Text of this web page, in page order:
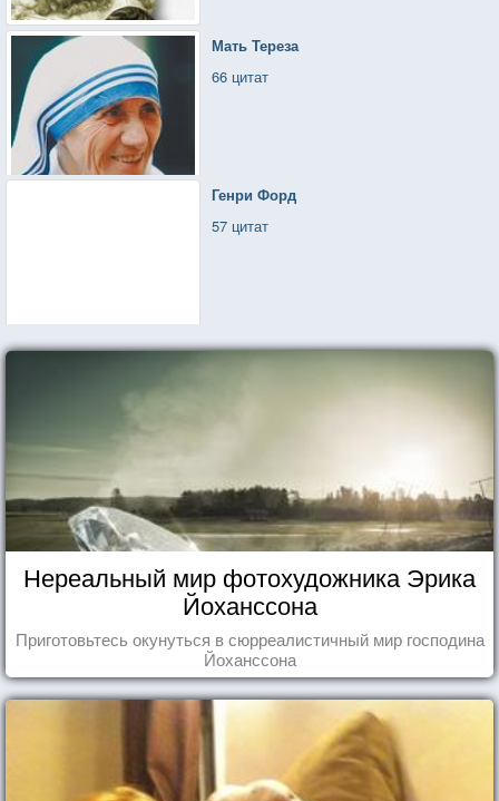
Мать Тереза
66 цитат
Генри Форд
57 цитат
Нереальный мир фотохудожника Эрика
Йоханссона
Приготовьтесь окунуться в сюрреалистичный мир господина
Йоханссона